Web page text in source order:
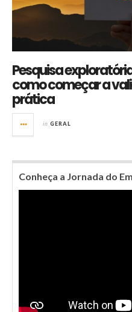
Pesquisa
como começar a
prática
in GERAL
Conheça a Jornada do